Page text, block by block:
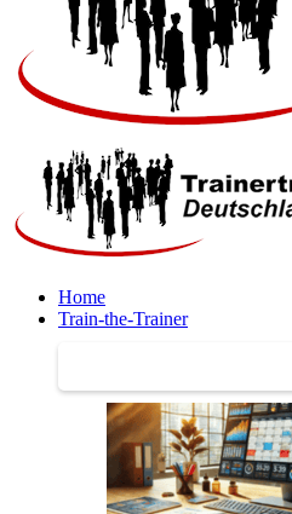
Home
Train-the-Trainer